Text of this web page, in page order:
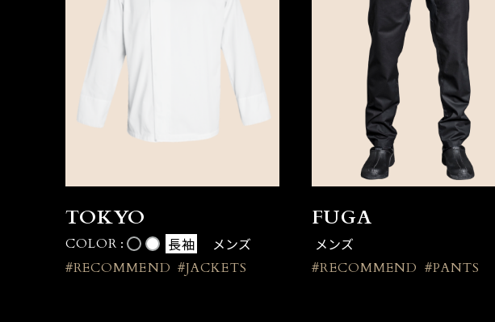
TOKYO
COLOR : 長袖 メンズ
#RECOMMEND #JACKETS
FUGA
メンズ
#RECOMMEND #PANTS